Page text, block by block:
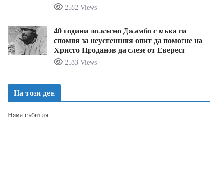
2552 Views
40 години по-късно Джамбо с мъка си
спомня за неуспешния опит да помогне на
Христо Проданов да слезе от Еверест
2533 Views
На този ден
Няма събития